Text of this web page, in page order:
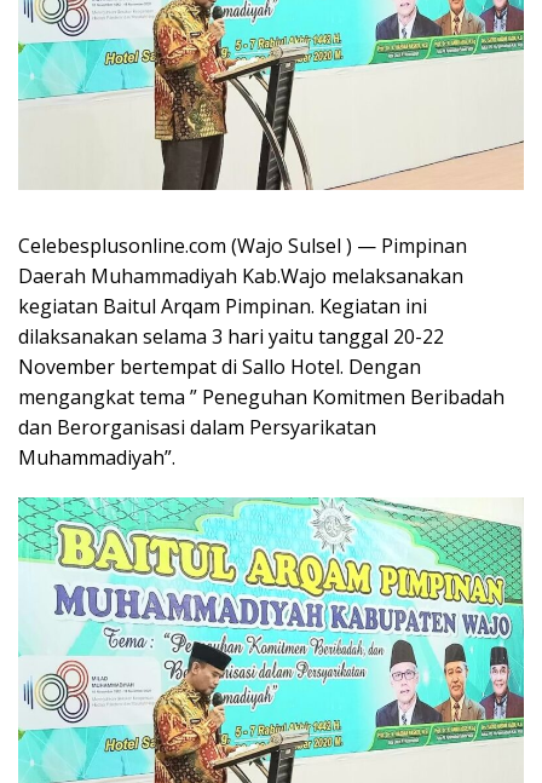
Celebesplusonline.com (Wajo Sulsel ) — Pimpinan
Daerah Muhammadiyah Kab.Wajo melaksanakan
kegiatan Baitul Arqam Pimpinan. Kegiatan ini
dilaksanakan selama 3 hari yaitu tanggal 20-22
November bertempat di Sallo Hotel. Dengan
mengangkat tema ” Peneguhan Komitmen Beribadah
dan Berorganisasi dalam Persyarikatan
Muhammadiyah”.